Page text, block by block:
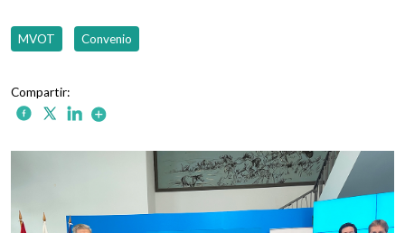
MVOT Convenio